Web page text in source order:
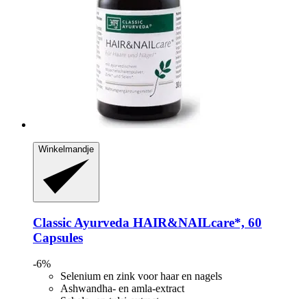
Winkelmandje
Classic Ayurveda HAIR&NAILcare*, 60
Capsules
-6%
Selenium en zink voor haar en nagels
Ashwandha- en amla-extract